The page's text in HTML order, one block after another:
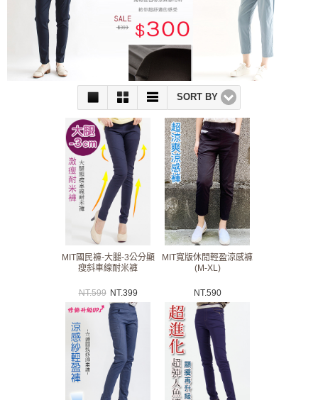
SORT BY
MIT國民褲-大腿-3公分顯
瘦斜車線耐米褲
NT.599 NT.399
MIT寬版休閒輕盈涼感褲
(M-XL)
NT.590